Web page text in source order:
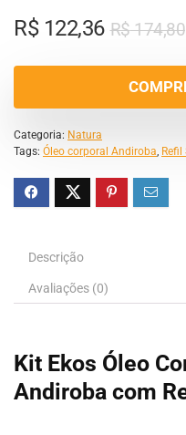
R$174,80
R$122,36
Categoria: Natura
Tags: Óleo corporal Andiroba,
Descrição
Avaliações (0)
Kit Ekos Óleo
Andiroba com